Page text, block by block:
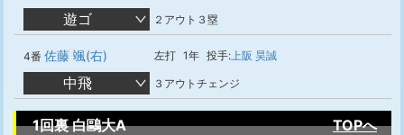
遊ゴ ２アウト３塁
4番 佐藤 颯(右) 左打 1年 投手:上阪 昊誠
中飛 ３アウトチェンジ
1回裏 白鷗大A TOPへ